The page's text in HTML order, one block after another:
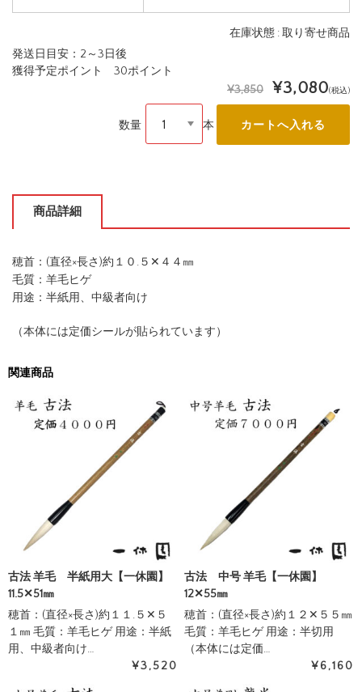
在庫状態 : 取り寄せ商品
発送日目安：2～3日後
獲得予定ポイント 30ポイント
¥3,850
¥3,080(税込)
数量 本
商品詳細
穂首：(直径×長さ)約１０.５✕４４㎜
毛質：羊毛ヒゲ
用途：半紙用、中級者向け
（本体には定価シールが貼られています）
関連商品
古法 羊毛 半紙用大【一休園】
11.5✕51㎜
穂首：(直径×長さ)約１１.５✕５
１㎜ 毛質：羊毛ヒゲ 用途：半紙
用、中級者向け…
¥3,520
古法 中号 羊毛【一休園】
12✕55㎜
穂首：(直径×長さ)約１２✕５５㎜
毛質：羊毛ヒゲ 用途：半切用
（本体には定価…
¥6,160